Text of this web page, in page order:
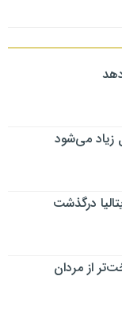
زیاد می‌شود
درگذشت
از مردان